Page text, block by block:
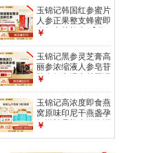
大礼盒】1盒*
50ml*30包
玉锦记韩国红参蜜片
人参正果整支蜂蜜即
食红参片礼盒 【月
礼盒 20g*5包
￥
玉锦记黑参灵芝膏高
丽参浓缩液人参皂苷
礼盒红参浸膏韩国进
黑参灵芝膏 120g*1
瓶
￥
玉锦记高浓度即食燕
窝原味印尼干燕盏孕
妇滋补品礼盒可溯源
￥